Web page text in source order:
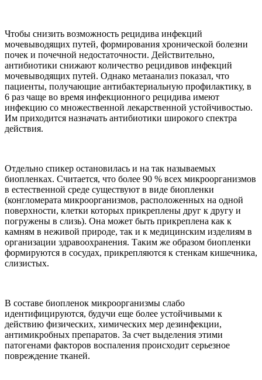
Чтобы снизить возможность рецидива инфекций
мочевыводящих путей, формирования хронической болезни
почек и почечной недостаточности. Действительно,
антибиотики снижают количество рецидивов инфекций
мочевыводящих путей. Однако метаанализ показал, что
пациенты, получающие антибактериальную профилактику, в
6 раз чаще во время инфекционного рецидива имеют
инфекцию со множественной лекарственной устойчивостью.
Им приходится назначать антибиотики широкого спектра
действия.
Отдельно спикер остановилась и на так называемых
биопленках. Считается, что более 90 % всех микроорганизмов
в естественной среде существуют в виде биопленки
(конгломерата микроорганизмов, расположенных на одной
поверхности, клетки которых прикреплены друг к другу и
погружены в слизь). Она может быть прикреплена как к
камням в неживой природе, так и к медицинским изделиям в
организации здравоохранения. Таким же образом биопленки
формируются в сосудах, прикрепляются к стенкам кишечника,
слизистых.
В составе биопленок микроорганизмы слабо
идентифицируются, будучи еще более устойчивыми к
действию физических, химических мер дезинфекции,
антимикробных препаратов. За счет выделения этими
патогенами факторов воспаления происходит серьезное
повреждение тканей.